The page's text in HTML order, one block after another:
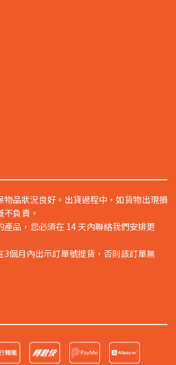
物品狀況良好。出貨過程中，如貨物出現損
負責。
品，您必須在 14 天內聯絡我們安排更
3個月內出示訂單號提貨，否則該訂單無